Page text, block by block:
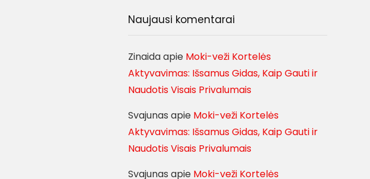
Naujausi komentarai
Zinaidaapie Moki-veži Kortelės
Aktyvavimas: Išsamus Gidas, Kaip Gauti ir
Naudotis Visais Privalumais
Svajunas apie Moki-veži Kortelės
Aktyvavimas: Išsamus Gidas, Kaip Gauti ir
Naudotis Visais Privalumais
Svajunas apie Moki-veži Kortelės